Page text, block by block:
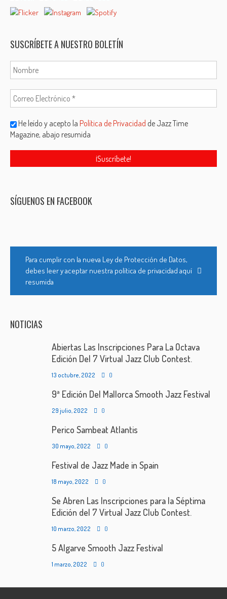
SUSCRÍBETE A NUESTRO BOLETÍN
He leído y acepto laPolítica de Privacidad de Jazz Time
Magazine, abajo resumida
SÍGUENOS EN FACEBOOK
Para cumplir con la nueva Ley de Protección de Datos,
debes leer y aceptar nuestra política de privacidad aquí
resumida
NOTICIAS
Abiertas Las Inscripciones Para La Octava
Edición Del 7 Virtual Jazz Club Contest.
13 octubre, 2022 0
9ª Edición Del Mallorca Smooth Jazz Festival
29 julio, 2022 0
Perico Sambeat Atlantis
30 mayo, 2022 0
Festival de Jazz Made in Spain
18 mayo, 2022 0
Se Abren Las Inscripciones para la Séptima
Edición del 7 Virtual Jazz Club Contest.
10 marzo, 2022 0
5 Algarve Smooth Jazz Festival
1 marzo, 2022 0